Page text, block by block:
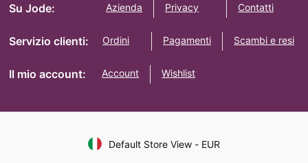
Su Jode: Azienda Privacy Contatti
Servizio clienti: Ordini Pagamenti Scambi e resi
Il mio account: Account Wishlist
Default Store View- EUR